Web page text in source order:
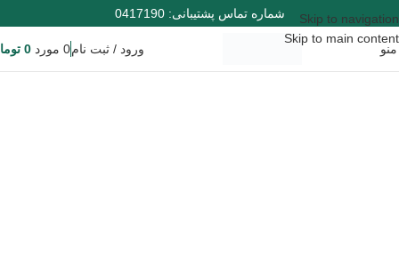
Skip to navigation
Skip to main content
شماره تماس پشتیبانی: 0417190
منو ورود / ثبت نام0 مورد 0